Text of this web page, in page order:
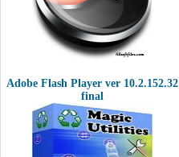
Adobe Flash Player ver 10.2.152.32
final